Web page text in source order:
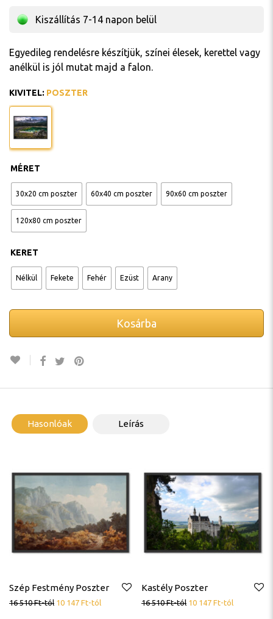
Kiszállítás 7-14 napon belül
Egyedileg rendelésre készítjük, színei élesek, kerettel vagy
anélkül is jól mutat majd a falon.
KIVITEL: POSZTER
MÉRET
30x20 cm poszter 60x40 cm poszter 90x60 cm poszter
120x80 cm poszter
KERET
Nélkül Fekete Fehér Ezüst Arany
Kosárba
Hasonlóak Leírás
Szép Festmény Poszter
16 510Ft-tól 10 147 Ft-tól
Kastély Poszter
16 510Ft-tól 10 147 Ft-tól